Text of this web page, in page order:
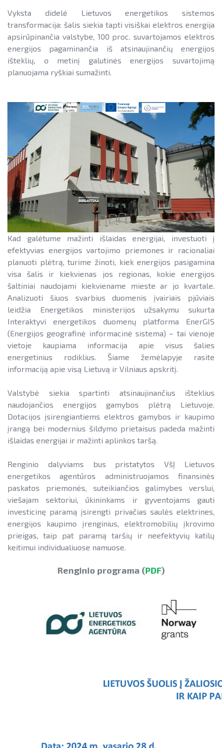
Rekomendacijos saulės elektrinėms
įrengti ant stogo
Procedūros ir leidimai
Leidiniai
EVE skatinimo ir viešinimo darbai
EVE vertinimo įrankiai
Viešuosius interesus atitinkančių
paslaugų diferencijavimas
Viešųjų pastatų atnaujinimas
Vyksta didelė Lietuvos energetikos sistemos
transformacija: šalis siekia tapti visiškai elektros energija
apsirūpinančia valstybe, 100 proc. suvartojamos elektros
energijos pagaminančia iš atsinaujinančių energijos
išteklių, o metinį galutinės energijos suvartojimą
planuojama ryškiai sumažinti.
Kad galėtume mažinti išlaidas energijai, investuoti į
efektyvias energijos vartojimo priemones ir racionaliai
planuoti plėtrą, turime žinoti, kiek energijos pasigamina
visa šalis ir kiekvienas jos regionas, kokie energijos
šaltiniai naudojami kiekviename mieste ar jo kvartale.
Analizuoti šiuos svarbius duomenis įvairiais pjūviais
leidžia Energetikos ministerijos užsakymu sukurta
Interaktyvi energetikos duomenų platforma EnerGIS
(Energijos geografinė informacinė sistema) – tai vienoje
vietoje kaupiama informacija apie visus šalies
energetinius rodiklius. Šiame žemėlapyje rasite
informaciją apie visą Lietuvą ir Vilniaus apskritį.
Valstybė siekia spartinti atsinaujinančius išteklius
naudojančios energijos gamybos plėtrą Lietuvoje.
Dotacijos įsirengiantiems elektros gamybos ir kaupimo
įrangą bei modernius šildymo prietaisus padeda mažinti
išlaidas energijai ir mažinti aplinkos taršą.
Renginio dalyviams bus pristatytos VšĮ Lietuvos
energetikos agentūros administruojamos finansinės
paskatos priemonės, suteikiančios galimybes verslui,
viešajam sektoriui, ūkininkams ir gyventojams gauti
investicinę paramą įsirengti privačias saulės elektrines,
energijos kaupimo įrenginius, elektromobilių įkrovimo
prieigas, taip pat paramą taršių ir neefektyvių katilų
keitimui individualiuose namuose.
Renginio programa (PDF)